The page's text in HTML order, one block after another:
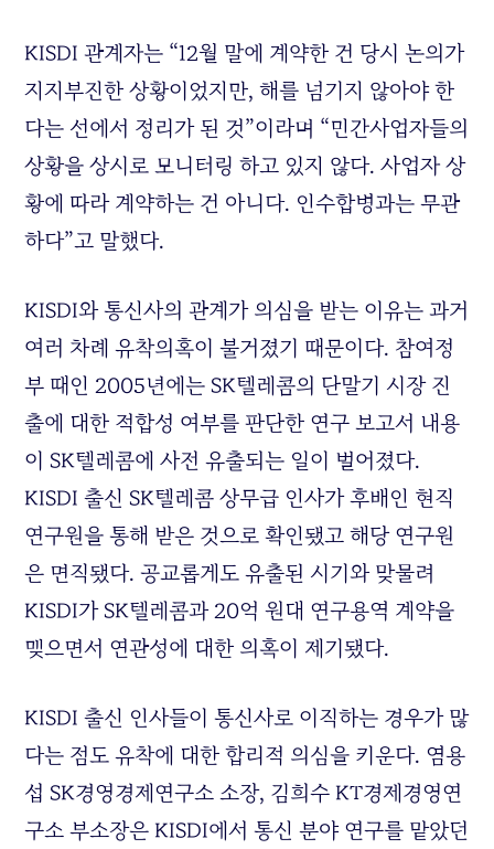
KISDI 관계자는 “12월 말에 계약한 건 당시 논의가
지지부진한 상황이었지만, 해를 넘기지 않아야 한
다는 선에서 정리가 된 것”이라며 “민간사업자들의
상황을 상시로 모니터링 하고 있지 않다. 사업자 상
황에 따라 계약하는 건 아니다. 인수합병과는 무관
하다”고 말했다.
KISDI와 통신사의 관계가 의심을 받는 이유는 과거
여러 차례 유착의혹이 불거졌기 때문이다. 참여정
부 때인 2005년에는 SK텔레콤의 단말기 시장 진
출에 대한 적합성 여부를 판단한 연구 보고서 내용
이 SK텔레콤에 사전 유출되는 일이 벌어졌다.
KISDI 출신 SK텔레콤 상무급 인사가 후배인 현직
연구원을 통해 받은 것으로 확인됐고 해당 연구원
은 면직됐다. 공교롭게도 유출된 시기와 맞물려
KISDI가 SK텔레콤과 20억 원대 연구용역 계약을
맺으면서 연관성에 대한 의혹이 제기됐다.
KISDI 출신 인사들이 통신사로 이직하는 경우가 많
다는 점도 유착에 대한 합리적 의심을 키운다. 염용
섭 SK경영경제연구소 소장, 김희수 KT경제경영연
구소 부소장은 KISDI에서 통신 분야 연구를 맡았던